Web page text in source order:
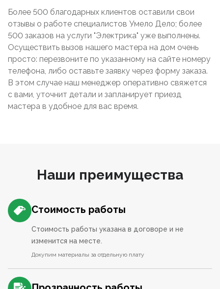
Более 500 благодарных клиентов оставили свои
отзывы о работе специалистов Умело Дело; более
500 заказов на услуги "Электрика" уже выполнены.
Осуществить вызов нашего мастера на дом очень
просто: перезвоните по указанному на сайте номеру
телефона, либо оставьте заявку через форму заказа.
В этом случае наш менеджер оперативно свяжется
с вами, уточнит детали и запланирует приезд
мастера в удобное для вас время.
Наши преимущества
Стоимость работы
Стоимость работы указана в договоре и не
изменится на месте.
Докупим материалы за отдельную плату